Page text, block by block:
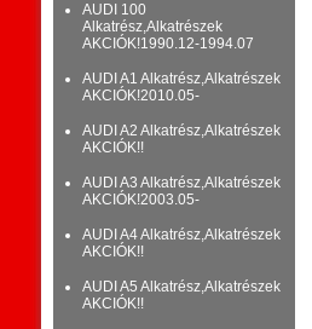
AUDI 100
Alkatrész,Alkatrészek
AKCIÓK!1990.12-1994.07
AUDI A1 Alkatrész,Alkatrészek
AKCIÓK!2010.05-
AUDI A2 Alkatrész,Alkatrészek
AKCIÓK!!
AUDI A3 Alkatrész,Alkatrészek
AKCIÓK!2003.05-
AUDI A4 Alkatrész,Alkatrészek
AKCIÓK!!
AUDI A5 Alkatrész,Alkatrészek
AKCIÓK!!